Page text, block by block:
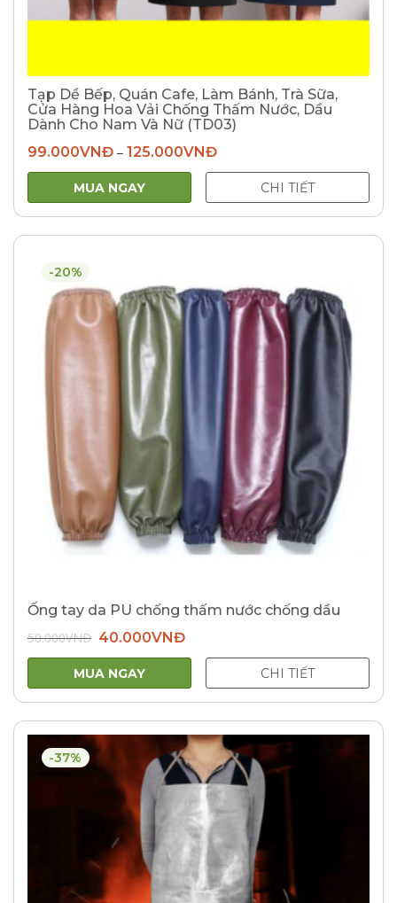
Tạp Dề Bếp, Quán Cafe, Làm Bánh, Trà Sữa,
Cửa Hàng Hoa Vải Chống Thấm Nước, Dầu
Dành Cho Nam Và Nữ (TD03)
99.000VNĐ– 125.000VNĐ
MUA NGAY CHI TIẾT
-20%
Ống tay da PU chống thấm nước chống dầu
50.000VNĐ Giá
gốc
là:
50.000VNĐ.
40.000VNĐGiá
tại
MUA NGAY CHI TIẾT
-37%